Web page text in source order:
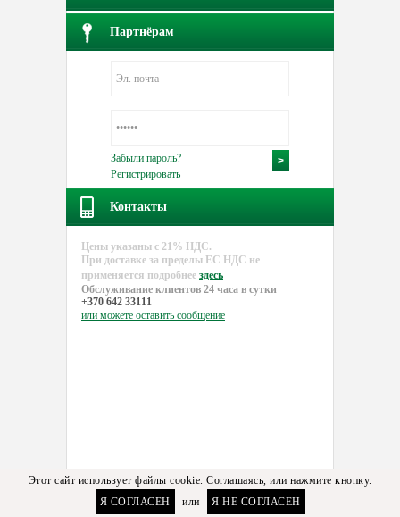
Партнёрам
Забыли пароль?
Регистрировать
Контакты
Цены указаны с 21% НДС.
При доставке за пределы EC НДС не
применяется подробнее здесь
Обслуживание клиентов 24 часа в сутки
+370 642 33111
или можете оставить сообщение
Этот сайт использует файлы cookie. Соглашаясь, или нажмите кнопку.
Я СОГЛАСЕН
или Я НЕ СОГЛАСЕН